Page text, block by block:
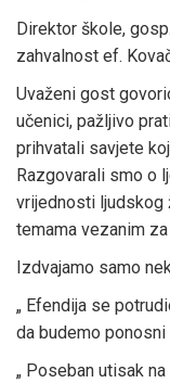
Direktor škole, gosp.
zahvalnost ef.
Uvaženi gost
učenici, pažljivo
prihvatali savjete
Razgovarali smo o
vrijednosti ljudskog
temama vezanim za
Izdvajamo samo
„ Efendija se
da budemo ponosni
„ Poseban utisak